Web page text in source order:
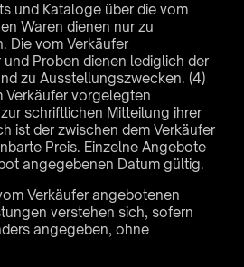
und Kataloge über die vom
Waren dienen nur zu
Die vom Verkäufer
Proben dienen lediglich der
zu Ausstellungszwecken. (4)
Verkäufer vorgelegten
schriftlichen Mitteilung ihrer
ist der zwischen dem Verkäufer
Preis. Einzelne Angebote
angegebenen Datum gültig.
Verkäufer angebotenen
verstehen sich, sofern
angegeben, ohne